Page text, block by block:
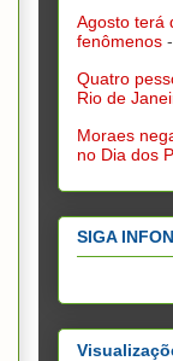
Agosto terá
fenômenos
Quatro
Rio de
Moraes
no Dia dos
SIGA